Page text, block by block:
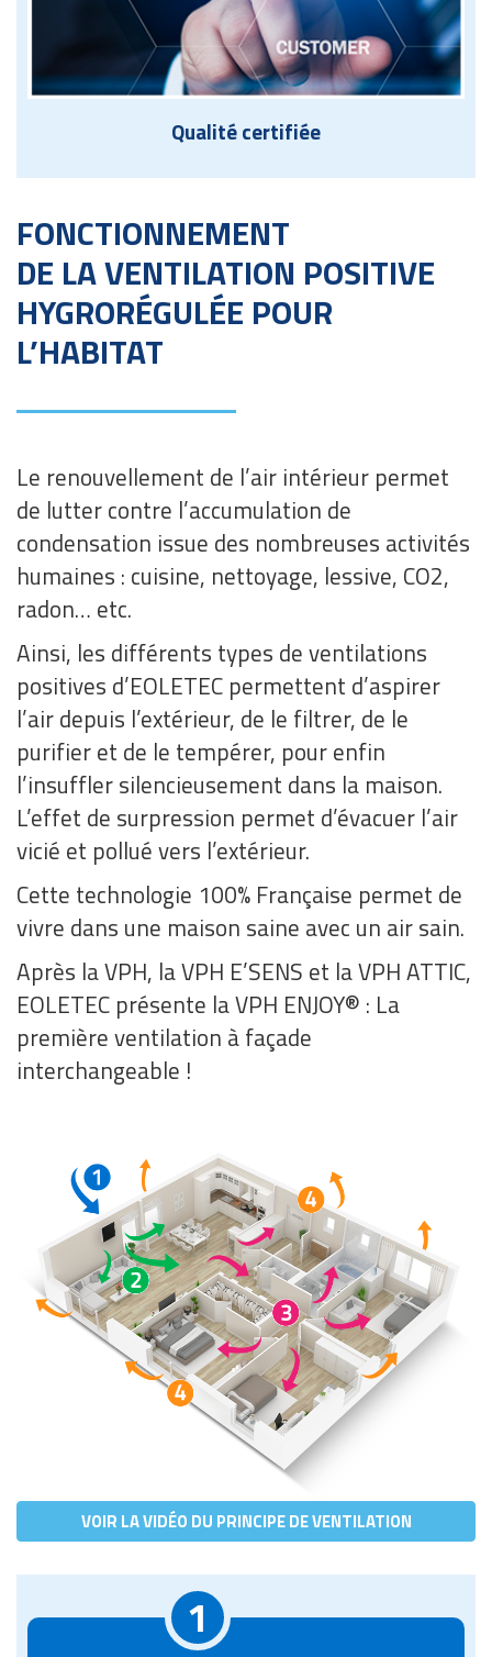
Qualité certifiée
FONCTIONNEMENT
DE LA VENTILATION POSITIVE
HYGRORÉGULÉE POUR
L’HABITAT
Le renouvellement de l’air intérieur permet
de lutter contre l’accumulation de
condensation issue des nombreuses activités
humaines : cuisine, nettoyage, lessive, CO2,
radon… etc.
Ainsi, les différents types de ventilations
positives d’EOLETEC permettent d’aspirer
l’air depuis l’extérieur, de le filtrer, de le
purifier et de le tempérer, pour enfin
l’insuffler silencieusement dans la maison.
L’effet de surpression permet d’évacuer l’air
vicié et pollué vers l’extérieur.
Cette technologie 100% Française permet de
vivre dans une maison saine avec un air sain.
Après la VPH, la VPH E’SENS et la VPH ATTIC,
EOLETEC présente la VPH ENJOY® : La
première ventilation à façade
interchangeable !
VOIR LA VIDÉO DU PRINCIPE DE VENTILATION
1